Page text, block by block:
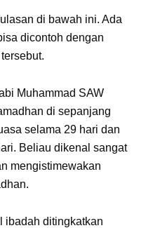
di bawah ini. Ada
dicontoh dengan
Muhammad SAW
di sepanjang
selama 29 hari dan
Beliau dikenal sangat
mengistimewakan
ibadah ditingkatkan